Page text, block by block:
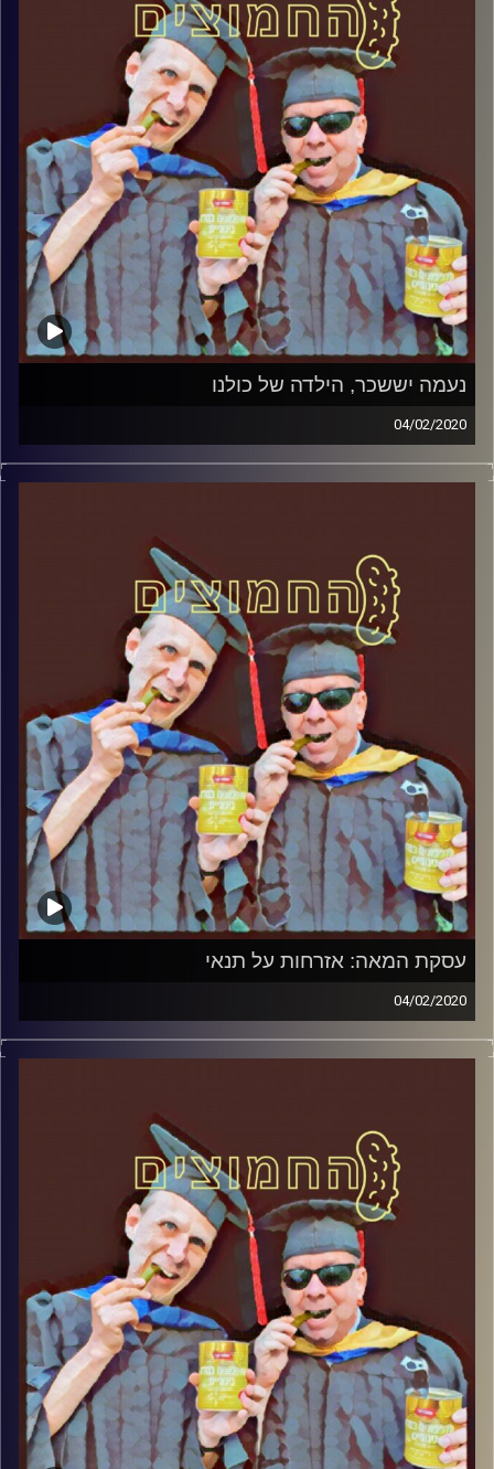
והפעם: למה מייחסים טרור
קרדיט תמונות:AudioVersity
נעמה יששכר, הילדה של כולנו
04/02/2020
החמוצים – בפעם השלישית.
עם פרופסור בועז בן-דוד ופרופסור גלעד
הירשברגר
והפעם: נעמה יששכר, הילדה של כולנו
קרדיט תמונות:AudioVersity
עסקת המאה: אזרחות על תנאי
04/02/2020
החמוצים – בפעם השלישית.
עם פרופסור בועז בן-דוד ופרופסור גלעד
הירשברגר
והפעם: עסקת המאה: אזרחות על תנאי
קרדיט תמונות:AudioVersity